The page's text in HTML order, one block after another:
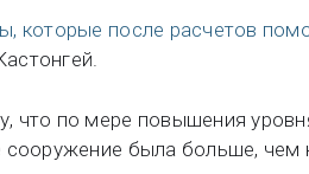
которые после расчетов
что по мере повышения
сооружение была больше, чем